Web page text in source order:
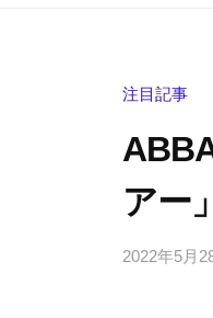
注目記事
アー
2022年5月